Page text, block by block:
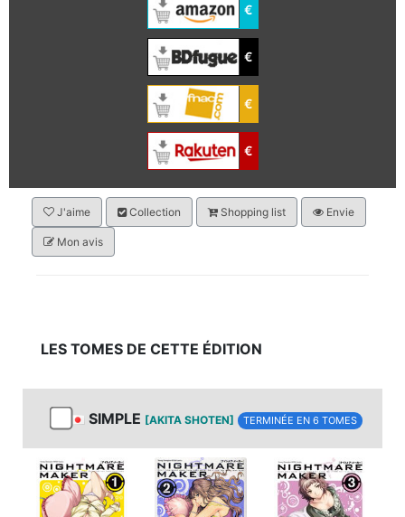
€
€
€
€
J'aime Collection Shopping list Envie
Mon avis
LES TOMES DE CETTE ÉDITION
SIMPLE [AKITA SHOTEN] TERMINÉE EN 6 TOMES